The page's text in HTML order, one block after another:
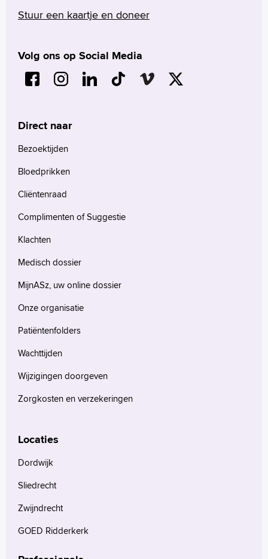
Stuur een kaartje en doneer
Volg ons op Social Media
Direct naar
Bezoektijden
Bloedprikken
Cliëntenraad
Complimenten of Suggestie
Klachten
Medisch dossier
MijnASz, uw online dossier
Onze organisatie
Patiëntenfolders
Wachttijden
Wijzigingen doorgeven
Zorgkosten en verzekeringen
Locaties
Dordwijk
Sliedrecht
Zwijndrecht
GOED Ridderkerk